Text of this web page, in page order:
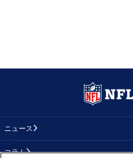
ニュース
コラム